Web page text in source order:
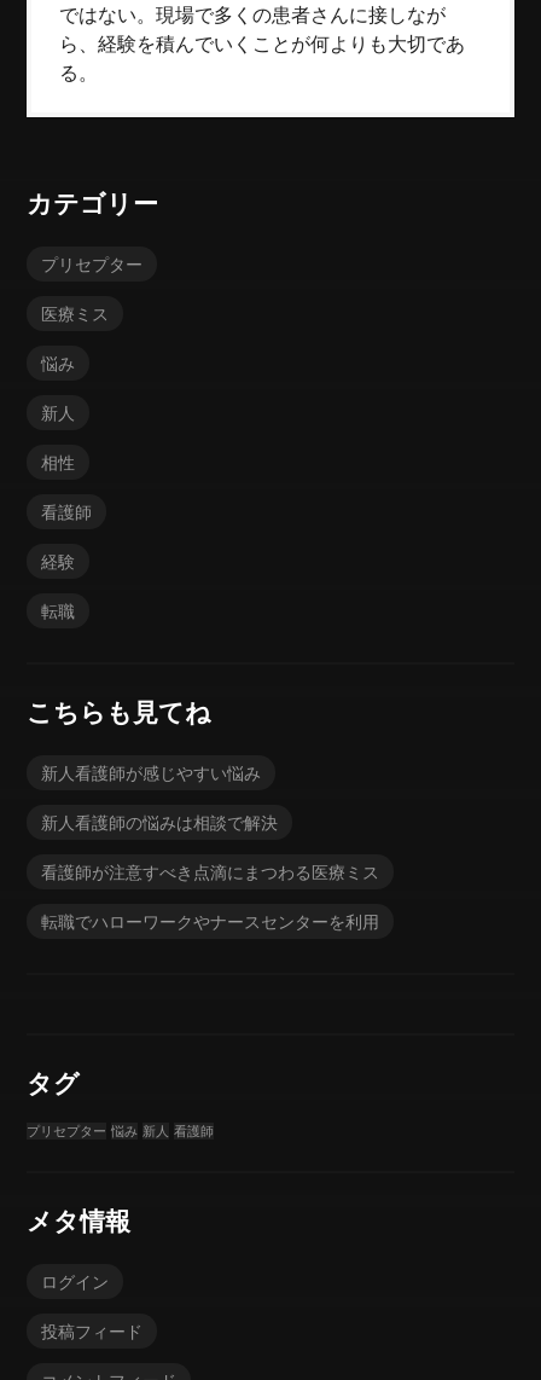
ではない。現場で多くの患者さんに接しなが
ら、経験を積んでいくことが何よりも大切であ
る。
カテゴリー
プリセプター
医療ミス
悩み
新人
相性
看護師
経験
転職
こちらも見てね
新人看護師が感じやすい悩み
新人看護師の悩みは相談で解決
看護師が注意すべき点滴にまつわる医療ミス
転職でハローワークやナースセンターを利用
タグ
プリセプター 悩み 新人 看護師
メタ情報
ログイン
投稿フィード